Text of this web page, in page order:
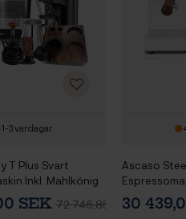
1-3 vardagar
T Plus Svart
Inkl. Mahlkönig
&
SEK 72 746,85 SEK
Ascaso
Mignon
30